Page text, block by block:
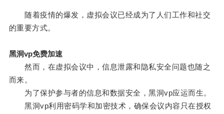
随着疫情的爆发，虚拟会议已经成为了人们工作和社交
的重要方式。
黑洞vp免费加速
然而，在虚拟会议中，信息泄露和隐私安全问题也随之
而来。
为了保护参与者的信息和数据安全，黑洞vp应运而生。
黑洞vp利用密码学和加密技术，确保会议内容只在授权